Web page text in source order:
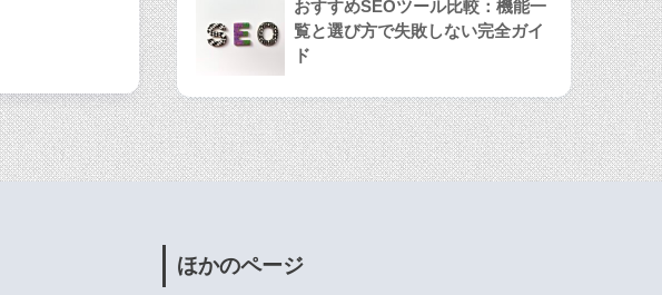
おすすめSEOツール比較：機能一
覧と選び方で失敗しない完全ガイ
ド
ほかのページ